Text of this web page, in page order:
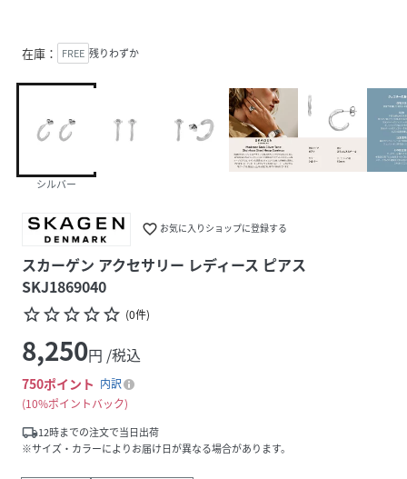
在庫： FREE 残りわずか
シルバー
favorite_border お気に入りショップに登録する
スカーゲン アクセサリー レディース ピアス
SKJ1869040
star_borderstar_borderstar_borderstar_borderstar_border (0件)
8,250円 /税込
750ポイント 内訳
10%ポイントバック
local_shipping12時までの注文で当日出荷
※サイズ・カラーによりお届け日が異なる場合があります。